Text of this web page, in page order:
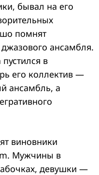
бывал на его
помнят
ансамбля.
в
его коллектив —
ансамбль, а
виновники
Мужчины в
девушки —